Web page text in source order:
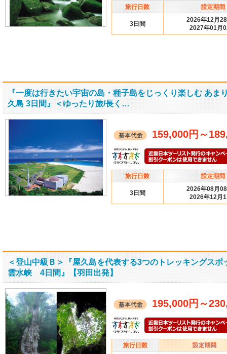
3日間
2026年12月
2027年01月
『一度は行きたい宇宙の島・種子島をじっくり楽しむ あま
久島 3日間』＜ゆったり旅/長く…
159,000円 ～
3日間
2026年08月
2026年12月
＜登山中級Ｂ＞『屋久島を代表する3つのトレッキングス
雲水峡 4日間』【羽田出発】
195,000円 ～